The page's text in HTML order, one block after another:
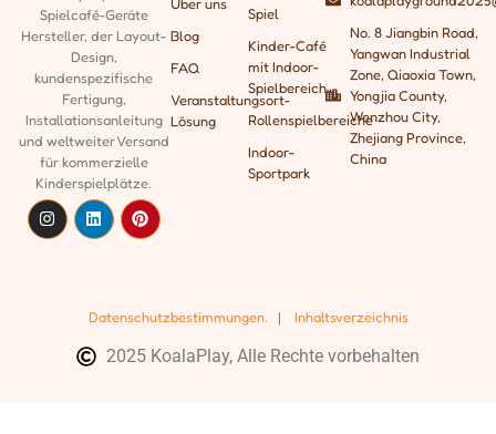
Spielcafé-Geräte
Hersteller, der Layout-
Design,
kundenspezifische
Fertigung,
Installationsanleitung
und weltweiter Versand
für kommerzielle
Kinderspielplätze.
Über uns
Blog
FAQ
Veranstaltungsort-
Lösung
Spiel
Kinder-Café
mit Indoor-
Spielbereich
Rollenspielbereiche
Indoor-
Sportpark
No. 8 Jiangbin Road,
Yangwan Industrial
Zone, Qiaoxia Town,
Yongjia County,
Wenzhou City,
Zhejiang Province,
China
Datenschutzbestimmungen. | Inhaltsverzeichnis
2025 KoalaPlay, Alle Rechte vorbehalten